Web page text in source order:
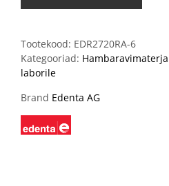
Tootekood: EDR2720RA-6
Kategooriad:
laborile
Brand Edenta AG